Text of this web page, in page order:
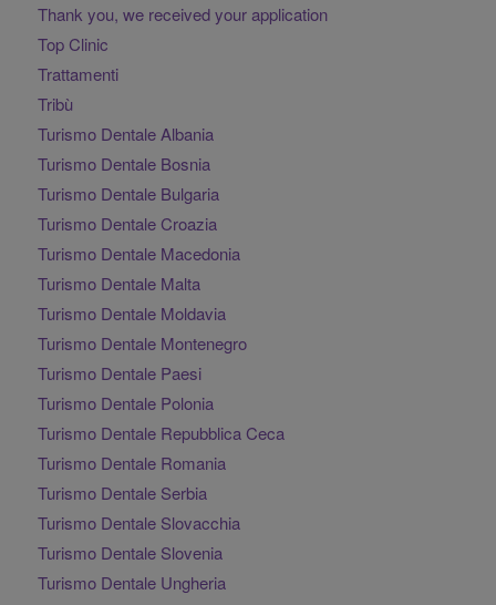
Thank you, we received your application
Top Clinic
Trattamenti
Tribù
Turismo Dentale Albania
Turismo Dentale Bosnia
Turismo Dentale Bulgaria
Turismo Dentale Croazia
Turismo Dentale Macedonia
Turismo Dentale Malta
Turismo Dentale Moldavia
Turismo Dentale Montenegro
Turismo Dentale Paesi
Turismo Dentale Polonia
Turismo Dentale Repubblica Ceca
Turismo Dentale Romania
Turismo Dentale Serbia
Turismo Dentale Slovacchia
Turismo Dentale Slovenia
Turismo Dentale Ungheria